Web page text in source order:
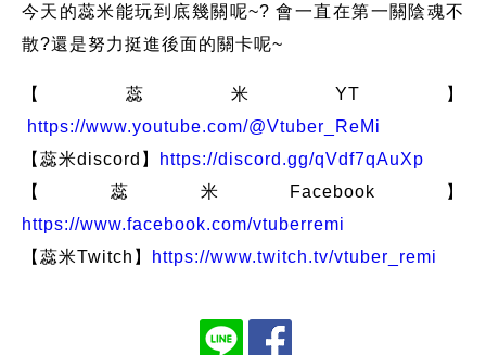
今天的蕊米能玩到底幾關呢~? 會一直在第一關陰魂不
散?還是努力挺進後面的關卡呢~
【蕊米YT】
https://www.youtube.com/@Vtuber_ReMi
【蕊米discord】
https://discord.gg/qVdf7qAuXp
【蕊米Facebook】
https://www.facebook.com/vtuberremi
【蕊米Twitch】
https://www.twitch.tv/vtuber_remi